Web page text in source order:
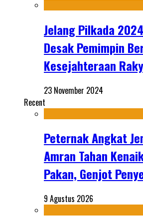
Jelang Pilkada
Desak Pemimpin
Kesejahteraan
23 November 2024
Recent
Peternak Angkat
Amran Tahan
Pakan, Genjot
9 Agustus 2026